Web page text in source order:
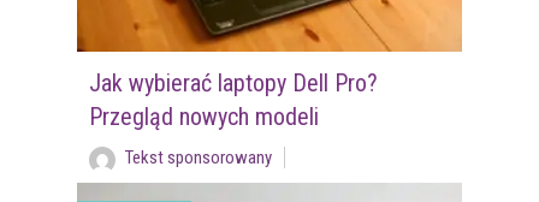
Jak wybierać laptopy Dell Pro?
Przegląd nowych modeli
Tekst sponsorowany